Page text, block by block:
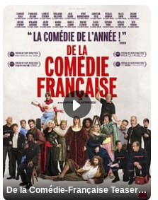
De la Comédie-Française Teaser VF